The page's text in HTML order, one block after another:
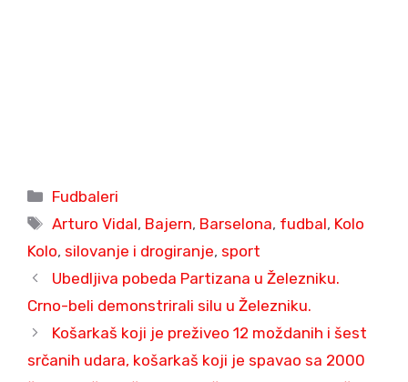
Categories
Fudbaleri
Tags
Arturo Vidal, Bajern, Barselona, fudbal, Kolo
Kolo, silovanje i drogiranje, sport
Ubedljiva pobeda Partizana u Železniku.
Crno-beli demonstrirali silu u Železniku.
Košarkaš koji je preživeo 12 moždanih i šest
srčanih udara, košarkaš koji je spavao sa 2000